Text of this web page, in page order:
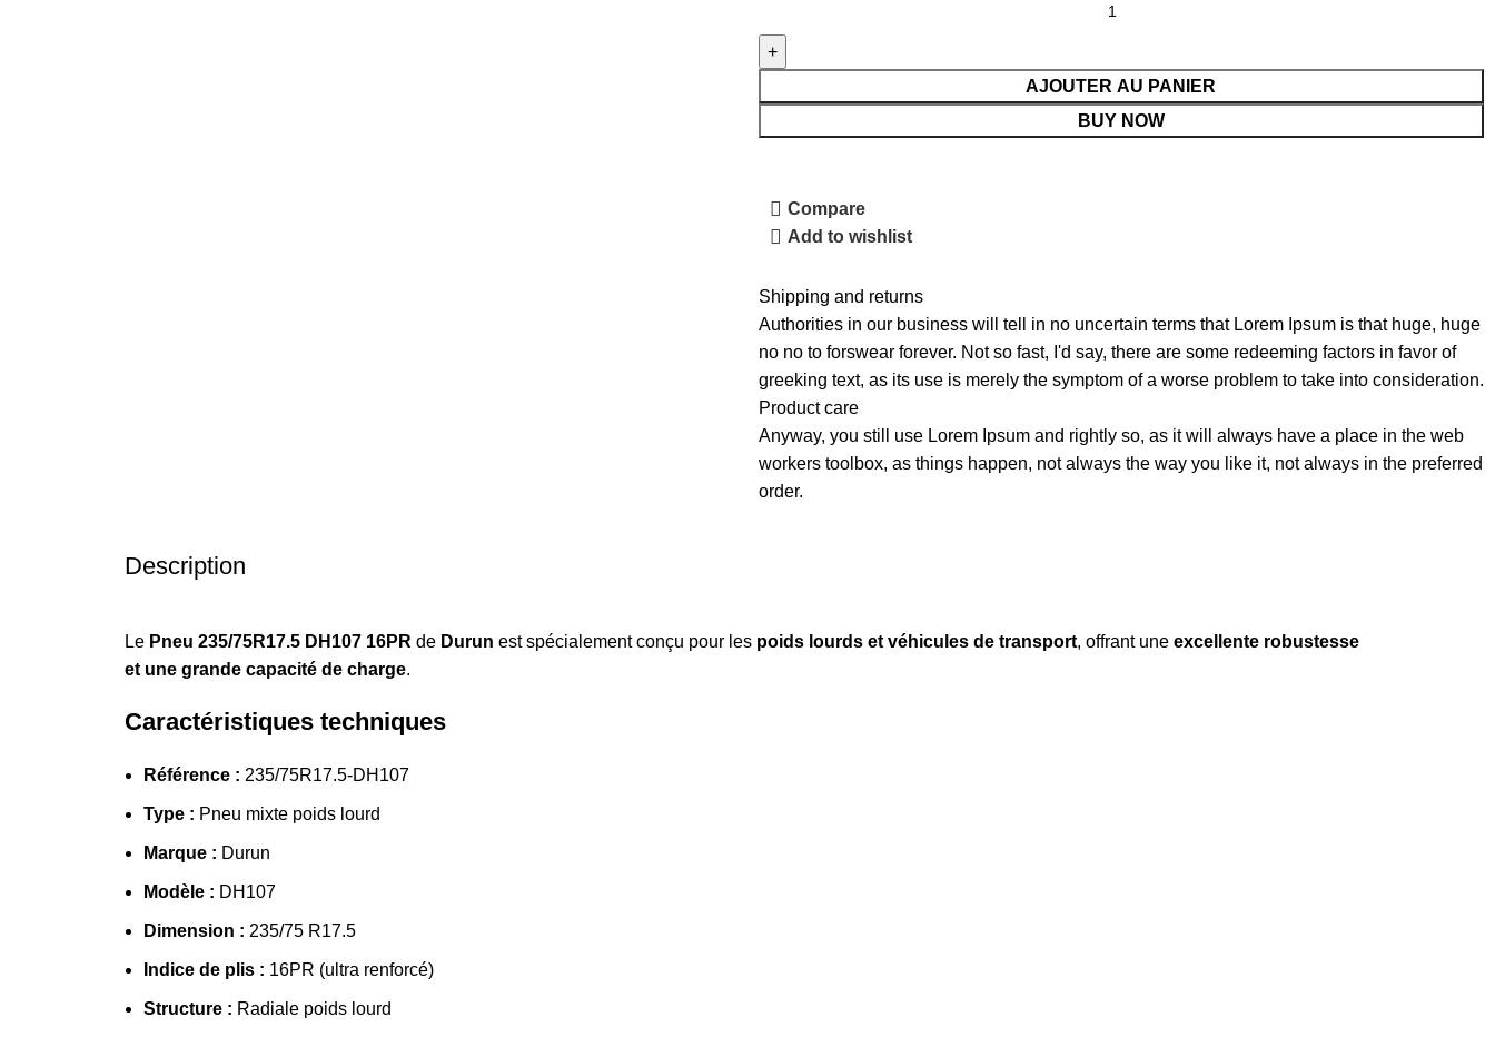
AJOUTER AU PANIER
BUY NOW
Compare
Add to wishlist
Shipping and returns
Authorities in our business will tell in no uncertain terms that Lorem Ipsum is that huge, huge
no no to forswear forever. Not so fast, I'd say, there are some redeeming factors in favor of
greeking text, as its use is merely the symptom of a worse problem to take into consideration.
Product care
Anyway, you still use Lorem Ipsum and rightly so, as it will always have a place in the web
workers toolbox, as things happen, not always the way you like it, not always in the preferred
order.
Description
Le Pneu 235/75R17.5 DH107 16PR de Durun est spécialement conçu pour les poids lourds et véhicules de transport, offrant une excellente robustesse
et une grande capacité de charge.
Caractéristiques techniques
Référence : 235/75R17.5-DH107
Type : Pneu mixte poids lourd
Marque : Durun
Modèle : DH107
Dimension : 235/75 R17.5
Indice de plis : 16PR (ultra renforcé)
Structure : Radiale poids lourd